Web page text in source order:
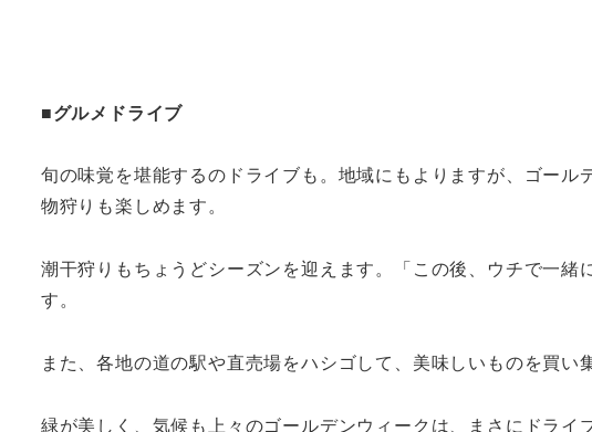
■グルメドライブ
旬の味覚を堪能するのドライブも。地域にもよりますが、ゴー
物狩りも楽しめます。
潮干狩りもちょうどシーズンを迎えます。「この後、ウチで一
す。
また、各地の道の駅や直売場をハシゴして、美味しいものを買い
緑が美しく、気候も上々のゴールデンウィークは、まさにドラ